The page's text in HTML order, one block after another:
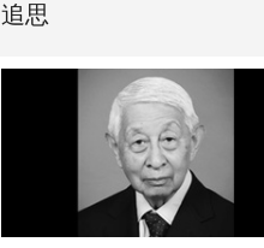
追思